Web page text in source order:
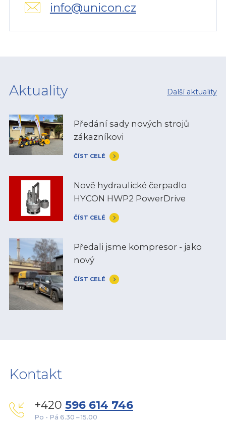
info@unicon.cz
Další aktuality
Aktuality
Předání sady nových strojů
zákazníkovi
ČÍST CELÉ
Nově hydraulické čerpadlo
HYCON HWP2 PowerDrive
ČÍST CELÉ
Předali jsme kompresor - jako
nový
ČÍST CELÉ
Kontakt
+420 596 614 746
Po - Pá 6.30 – 15.00